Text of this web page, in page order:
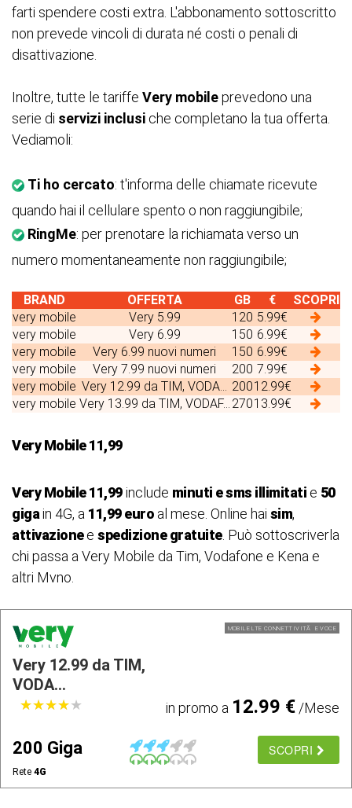
farti spendere costi extra. L'abbonamento sottoscritto
non prevede vincoli di durata né costi o penali di
disattivazione.
Inoltre, tutte le tariffe Very mobileprevedono una
serie di servizi inclusi che completano la tua offerta.
Vediamoli:
Ti ho cercato: t'informa delle chiamate ricevute
quando hai il cellulare spento o non raggiungibile;
RingMe: per prenotare la richiamata verso un
numero momentaneamente non raggiungibile;
BRAND OFFERTA GB €
SCOPRI
very mobile
Very 5.99 120 5.99€
very mobile
Very 6.99 150 6.99€
very mobile
Very 6.99 nuovi numeri 150 6.99€
very mobile
Very 7.99 nuovi numeri 200 7.99€
very mobile Very 12.99 da TIM, VODA... 20012.99€
very mobile Very 13.99 da TIM, VODAF... 27013.99€
Very Mobile 11,99
Very Mobile 11,99include minuti e sms illimitati e 50
gigain 4G, a 11,99 euro al mese. Online hai sim,
attivazionee spedizione gratuite. Può sottoscriverla
chi passa a Very Mobile da Tim, Vodafone e Kena e
altri Mvno.
MOBILE LTE CONNETTIVITÃ E VOCE
Very 12.99 da TIM,
VODA...
★★★★★
★★★★★ in promo a 12.99 €/Mese
200 Giga
Rete 4G
SCOPRI